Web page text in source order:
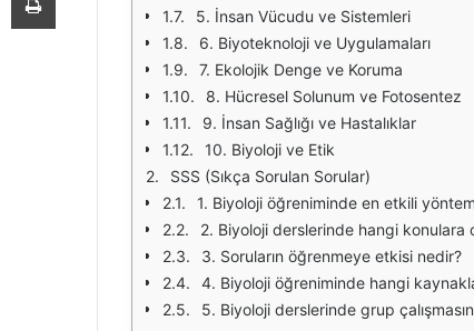
5. İnsan Vücudu ve Sistemleri
6. Biyoteknoloji ve Uygulamaları
7. Ekolojik Denge ve Koruma
8. Hücresel Solunum ve Fotosentez
9. İnsan Sağlığı ve Hastalıklar
10. Biyoloji ve Etik
SSS (Sıkça Sorulan Sorular)
1. Biyoloji öğreniminde en etkili
2. Biyoloji derslerinde hangi konulara
3. Soruların öğrenmeye etkisi nedir?
4. Biyoloji öğreniminde hangi
5. Biyoloji derslerinde grup